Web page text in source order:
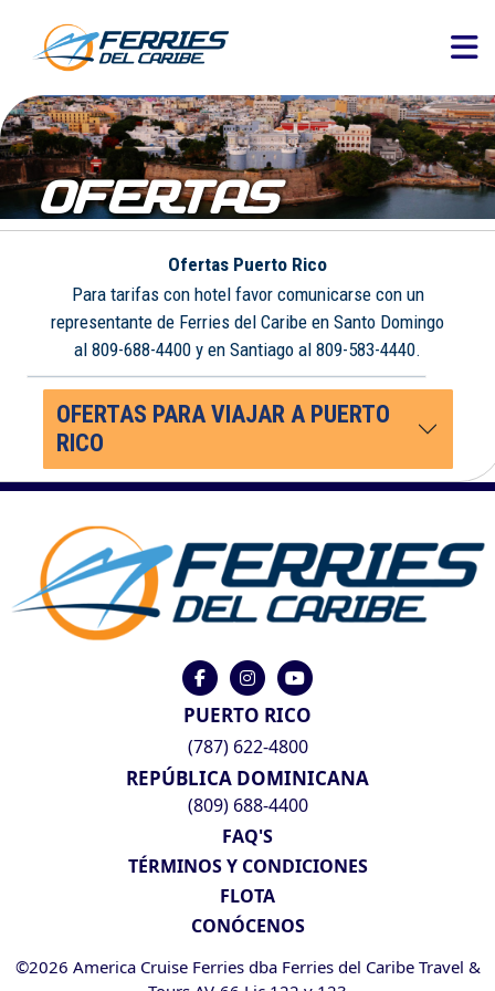
OFERTAS
Ofertas Puerto Rico
Para tarifas con hotel favor comunicarse con un
representante de Ferries del Caribe en Santo Domingo
al 809-688-4400 y en Santiago al 809-583-4440.
OFERTAS PARA VIAJAR A PUERTO
RICO
PUERTO RICO
(787) 622-4800
REPÚBLICA DOMINICANA
(809) 688-4400
FAQ'S
TÉRMINOS Y CONDICIONES
FLOTA
CONÓCENOS
©2026 America Cruise Ferries dba Ferries del Caribe Travel &